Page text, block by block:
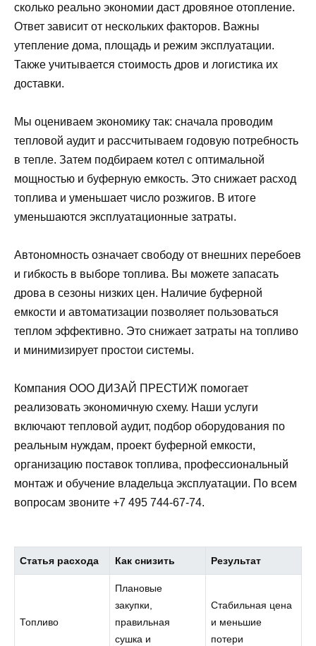
сколько реально экономии даст дровяное отопление.
Ответ зависит от нескольких факторов. Важны
утепление дома, площадь и режим эксплуатации.
Также учитывается стоимость дров и логистика их
доставки.
Мы оцениваем экономику так: сначала проводим
тепловой аудит и рассчитываем годовую потребность
в тепле. Затем подбираем котел с оптимальной
мощностью и буферную емкость. Это снижает расход
топлива и уменьшает число розжигов. В итоге
уменьшаются эксплуатационные затраты.
Автономность означает свободу от внешних перебоев
и гибкость в выборе топлива. Вы можете запасать
дрова в сезоны низких цен. Наличие буферной
емкости и автоматизации позволяет пользоваться
теплом эффективно. Это снижает затраты на топливо
и минимизирует простои системы.
Компания ООО ДИЗАЙ ПРЕСТИЖ помогает
реализовать экономичную схему. Наши услуги
включают тепловой аудит, подбор оборудования по
реальным нуждам, проект буферной емкости,
организацию поставок топлива, профессиональный
монтаж и обучение владельца эксплуатации. По всем
вопросам звоните +7 495 744-67-74.
Статья расхода Как снизить Результат
Топливо
Плановые
закупки,
правильная
сушка и
Стабильная цена
и меньшие
потери